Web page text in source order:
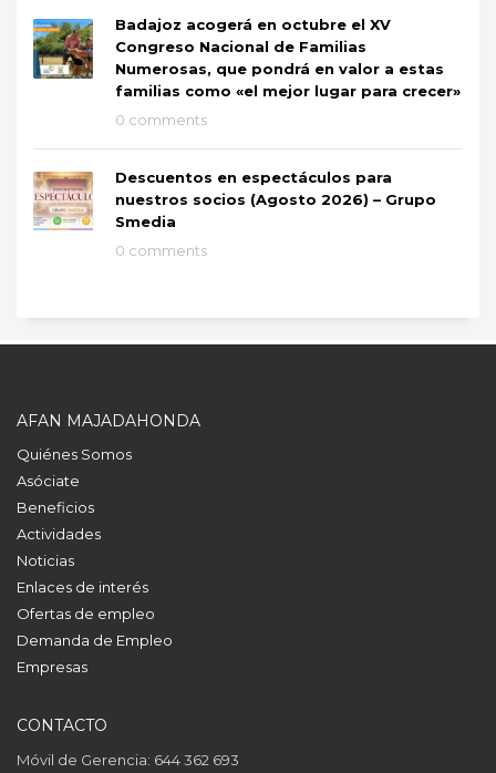
Badajoz acogerá en octubre el XV
Congreso Nacional de Familias
Numerosas, que pondrá en valor a estas
familias como «el mejor lugar para crecer»
0 comments
Descuentos en espectáculos para
nuestros socios (Agosto 2026) – Grupo
Smedia
0 comments
AFAN MAJADAHONDA
Quiénes Somos
Asóciate
Beneficios
Actividades
Noticias
Enlaces de interés
Ofertas de empleo
Demanda de Empleo
Empresas
CONTACTO
Móvil de Gerencia: 644 362 693